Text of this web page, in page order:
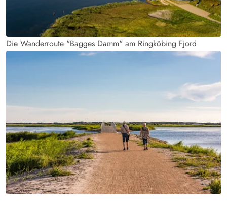
Die Wanderroute "Bagges Damm" am Ringköbing Fjord